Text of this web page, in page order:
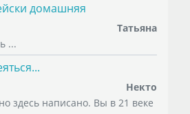
домашняя
Татьяна
...
Некто
здесь написано. Вы в 21 веке